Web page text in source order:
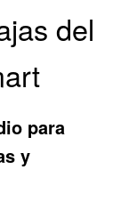
del
para
y